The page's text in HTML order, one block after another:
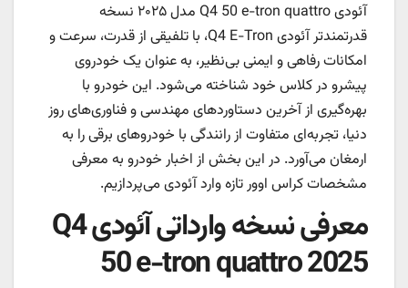
آئودی Q4 50 e-tron quattro مدل ۲۰۲۵ نسخه
قدرتمندتر آئودی Q4 E-Tron، با تلفیقی از قدرت، سرعت و
امکانات رفاهی و ایمنی بی‌نظیر، به عنوان یک خودروی
پیشرو در کلاس خود شناخته می‌شود. این خودرو با
بهره‌گیری از آخرین دستاوردهای مهندسی و فناوری‌های روز
دنیا، تجربه‌ای متفاوت از رانندگی با خودروهای برقی را به
ارمغان می‌آورد. در این بخش از اخبار خودرو به معرفی
مشخصات کراس اوور تازه وارد آئودی می‌پردازیم.
معرفی نسخه وارداتی آئودی Q4
50 e-tron quattro 2025